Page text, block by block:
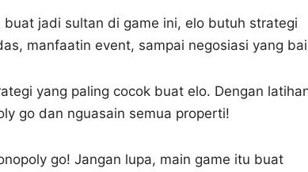
jadi sultan di game ini, elo butuh strategi
manfaatin event, sampai negosiasi yang
yang paling cocok buat elo. Dengan
go dan nguasain semua properti!
go! Jangan lupa, main game itu buat